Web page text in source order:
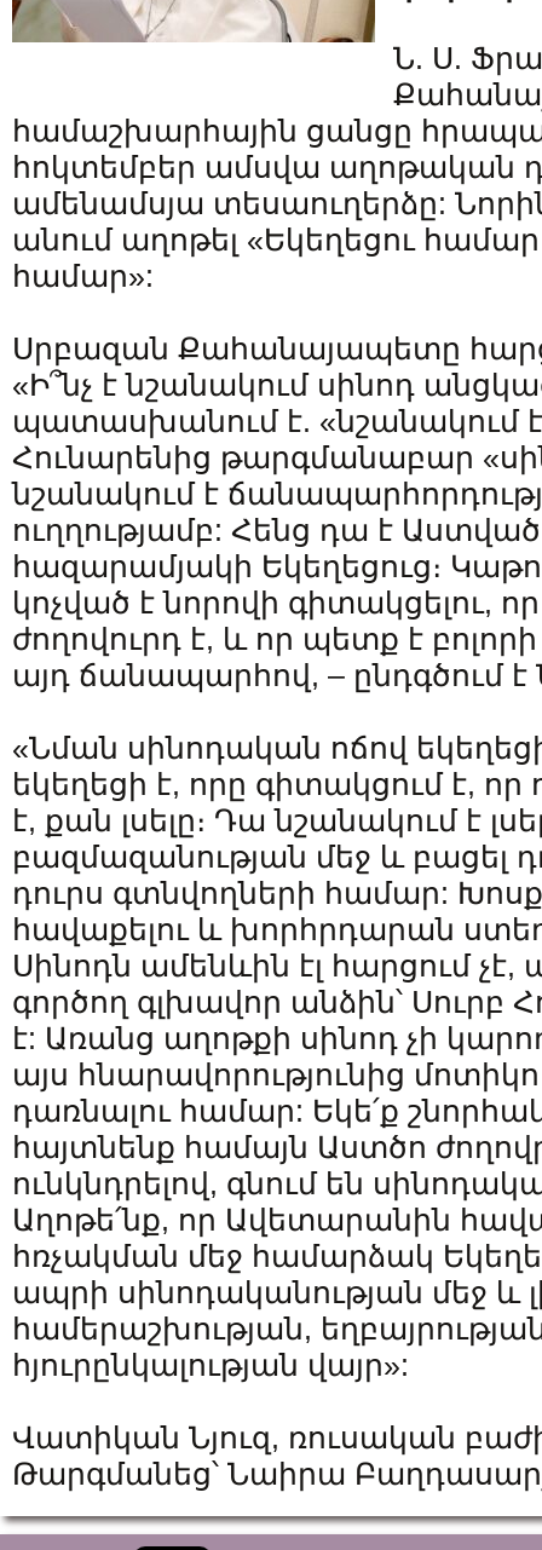
Ն. Ս.
համաշխարհային ցանցը
հոկտեմբեր ամսվա աղոթական
ամենամսյա տեսաուղերձը: Նորին
անում աղոթել «Եկեղեցու
համար»:
Սրբազան Քահանայապետը
«Ի՞նչ է նշանակում սինոդ
պատասխանում է. «նշանակում է
Հունարենից թարգմանաբար
նշանակում է
ուղղությամբ: Հենց դա է
հազարամյակի Եկեղեցուց։
կոչված է նորովի գիտակցելու,
ժողովուրդ է, և որ պետք է
այդ ճանապարհով, – ընդգծում է
«Նման սինոդական ոճով
եկեղեցի է, որը գիտակցում է, որ
է, քան լսելը։ Դա նշանակում է
բազմազանության մեջ և բացել
դուրս գտնվողների համար:
հավաքելու և խորհրդարան
Սինոդն ամենևին էլ հարցում չէ,
գործող գլխավոր անձին՝ Սուրբ
է: Առանց աղոթքի սինոդ չի
այս հնարավորությունից
դառնալու համար: Եկե՛ք
հայտնենք համայն Աստծո
ունկնդրելով, գնում են
Աղոթե՛նք, որ Ավետարանին
հռչակման մեջ համարձակ
ապրի սինոդականության մեջ և
համերաշխության,
հյուրընկալության վայր»:
Վատիկան Նյուզ, ռուսական
Թարգմանեց՝ Նաիրա